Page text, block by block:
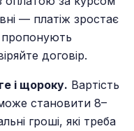
— платіж зростає
пропонують
договір.
і щороку. Вартість
становити 8–
гроші, які треба